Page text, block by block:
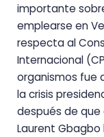
importante
emplearse en
respecta al
Internacional
organismos fue
la crisis
después de
Laurent